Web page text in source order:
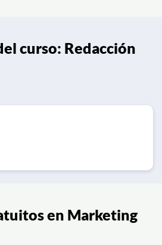
curso: Redacción
en Marketing